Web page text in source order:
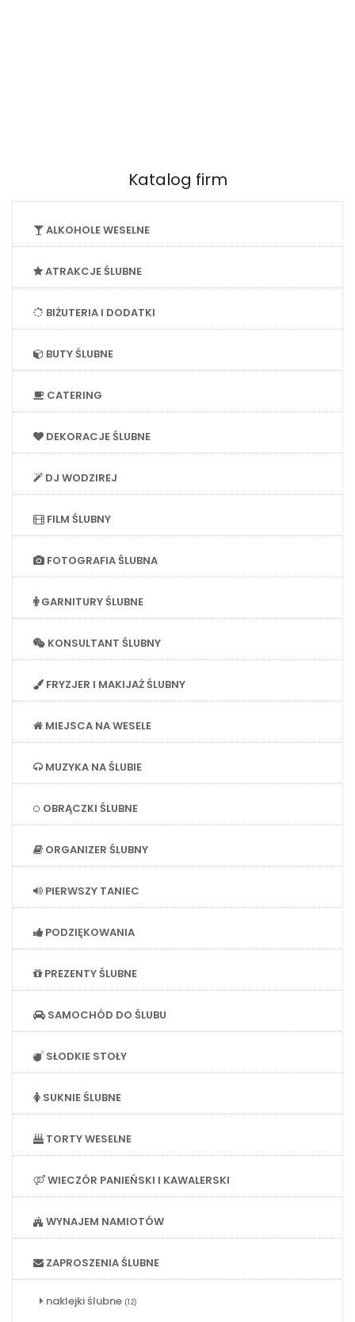
Katalog firm
ALKOHOLE WESELNE
ATRAKCJE ŚLUBNE
BIŻUTERIA I DODATKI
BUTY ŚLUBNE
CATERING
DEKORACJE ŚLUBNE
DJ WODZIREJ
FILM ŚLUBNY
FOTOGRAFIA ŚLUBNA
GARNITURY ŚLUBNE
KONSULTANT ŚLUBNY
FRYZJER I MAKIJAŻ ŚLUBNY
MIEJSCA NA WESELE
MUZYKA NA ŚLUBIE
OBRĄCZKI ŚLUBNE
ORGANIZER ŚLUBNY
PIERWSZY TANIEC
PODZIĘKOWANIA
PREZENTY ŚLUBNE
SAMOCHÓD DO ŚLUBU
SŁODKIE STOŁY
SUKNIE ŚLUBNE
TORTY WESELNE
WIECZÓR PANIEŃSKI I KAWALERSKI
WYNAJEM NAMIOTÓW
ZAPROSZENIA ŚLUBNE
naklejki ślubne (12)